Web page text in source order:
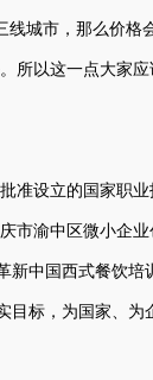
城市，那么价格
所以这一点大家
准设立的国家职
渝中区微小企业
新中国西式餐饮
目标，为国家、为